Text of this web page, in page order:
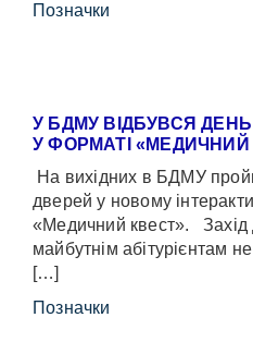
Позначки
У БДМУ ВІДБУВСЯ
У ФОРМАТІ «МЕДИЧНИЙ
На вихідних в БДМУ
дверей у новому
«Медичний квест». Захід
майбутнім абітурієнтам
[…]
Позначки